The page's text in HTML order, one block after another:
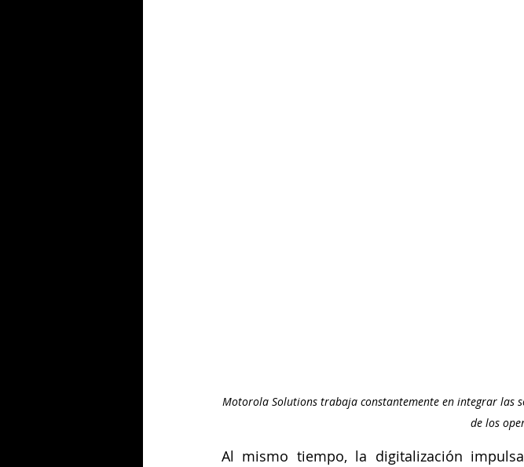
Motorola Solutions trabaja constantemente en integrar las
de los
Al mismo tiempo, la digitalización